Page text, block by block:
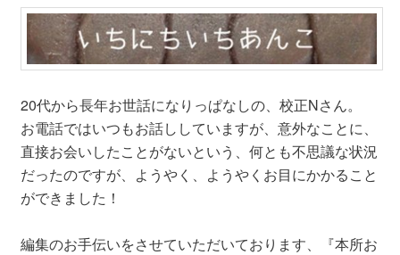
20代から長年お世話になりっぱなしの、校正Nさん。
お電話ではいつもお話ししていますが、意外なことに、
直接お会いしたことがないという、何とも不思議な状況
だったのですが、ようやく、ようやくお目にかかること
ができました！
編集のお手伝いをさせていただいております、『本所お